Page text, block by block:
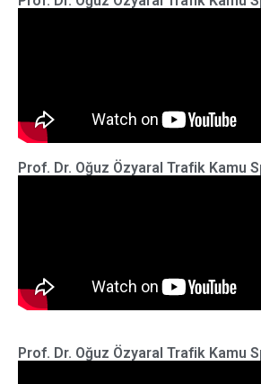
Prof. Dr. Oğuz Özyaral Trafik Kamu
Prof. Dr. Oğuz Özyaral Trafik Kamu